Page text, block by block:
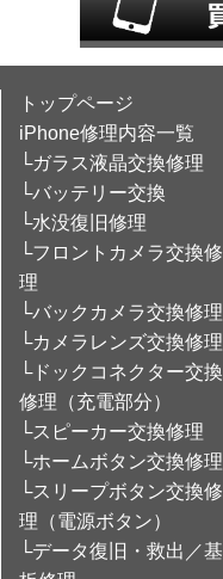
トップページ
iPhone修理内容一覧
└ガラス液晶交換修理
└バッテリー交換
└水没復旧修理
└フロントカメラ交換修
理
└バックカメラ交換修理
└カメラレンズ交換修理
└ドックコネクター交換
修理（充電部分）
└スピーカー交換修理
└ホームボタン交換修理
└スリープボタン交換修
理（電源ボタン）
└データ復旧・救出／基